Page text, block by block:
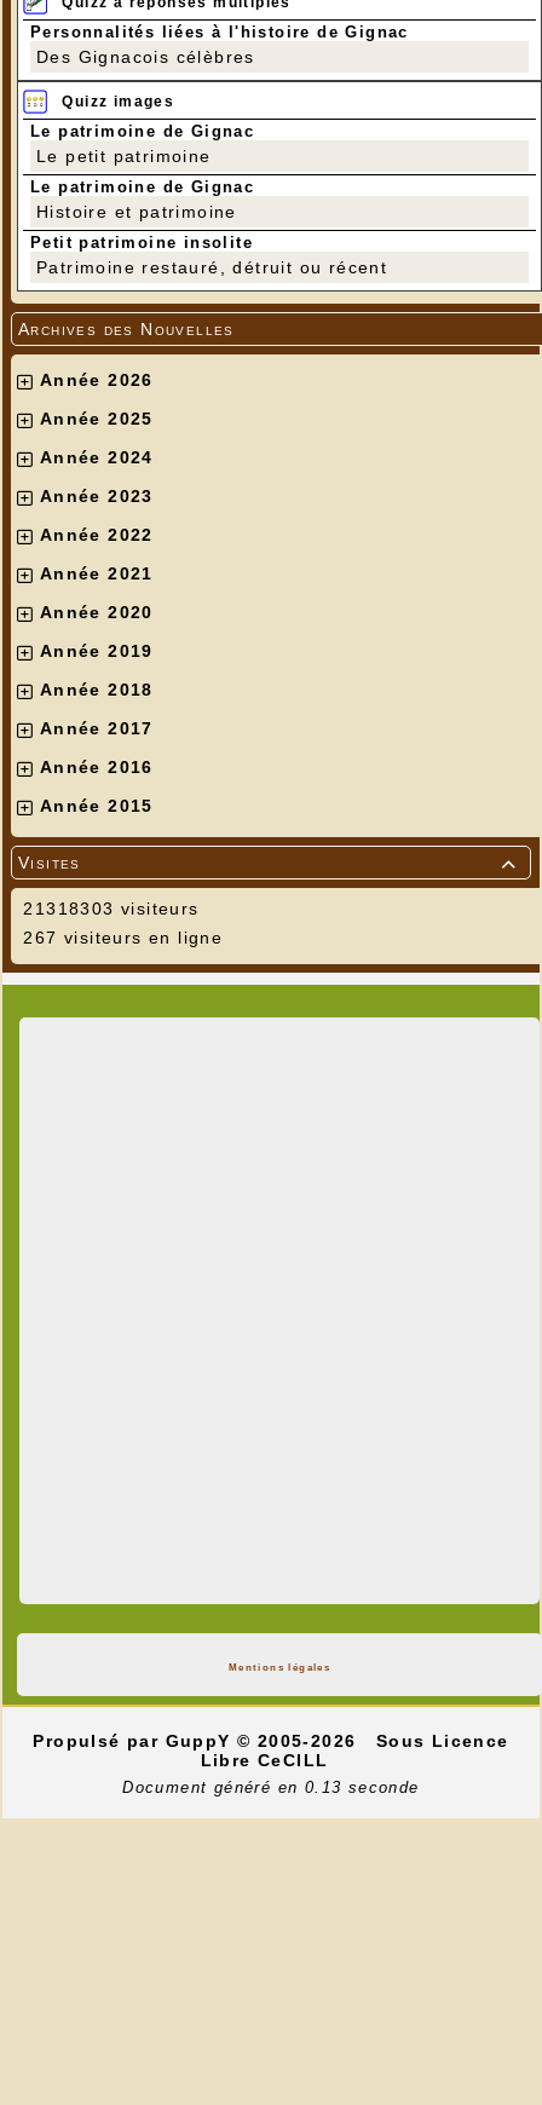
Personnalités liées à l'histoire de Gignac
Des Gignacois célèbres
Quizz images
Le patrimoine de Gignac
Le petit patrimoine
Le patrimoine de Gignac
Histoire et patrimoine
Petit patrimoine insolite
Patrimoine restauré, détruit ou récent
Archives des Nouvelles
Année 2026
Année 2025
Année 2024
Année 2023
Année 2022
Année 2021
Année 2020
Année 2019
Année 2018
Année 2017
Année 2016
Année 2015

Visites
21318303 visiteurs
267 visiteurs en ligne
Mentions légales
Propulsé par GuppY© 2005-2026
Sous Licence
Libre CeCILL
Document généré en 0.13 seconde